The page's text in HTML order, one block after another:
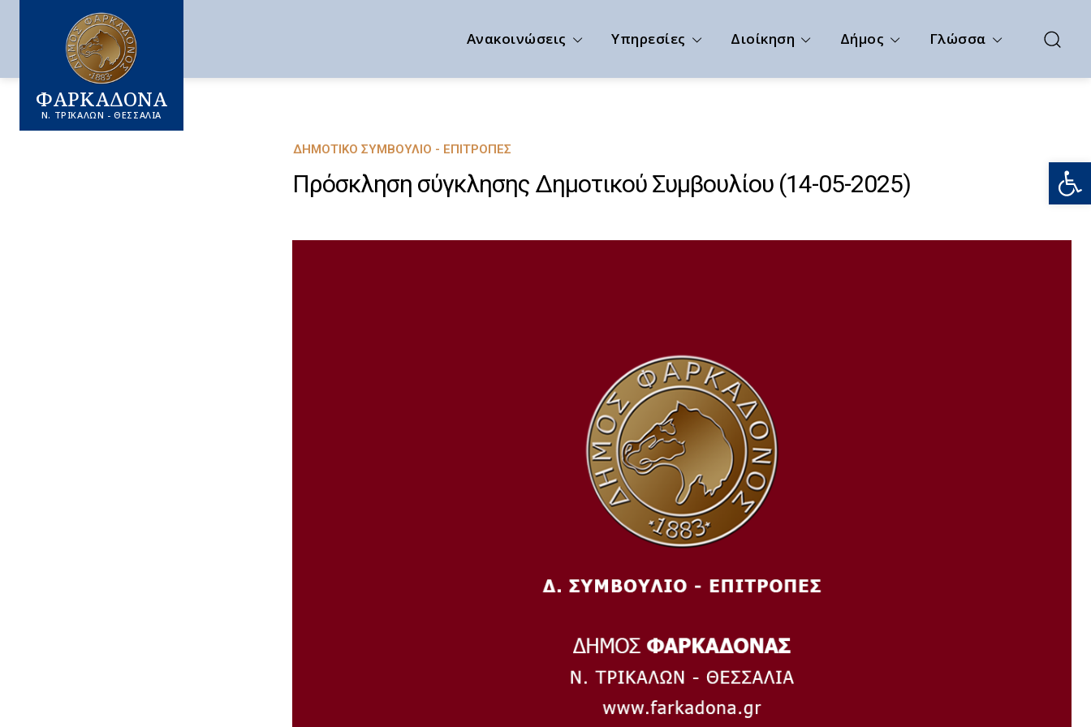
ΦΑΡΚΑΔΟΝΑ
Ν. ΤΡΙΚΑΛΩΝ - ΘΕΣΣΑΛΙΑ
Ανακοινώσεις Υπηρεσίες Διοίκηση Δήμος Γλώσσα
ΔΗΜΟΤΙΚΌ ΣΥΜΒΟΎΛΙΟ - ΕΠΙΤΡΟΠΈΣ
Πρόσκληση σύγκλησης Δημοτικού Συμβουλίου (14-05-2025)